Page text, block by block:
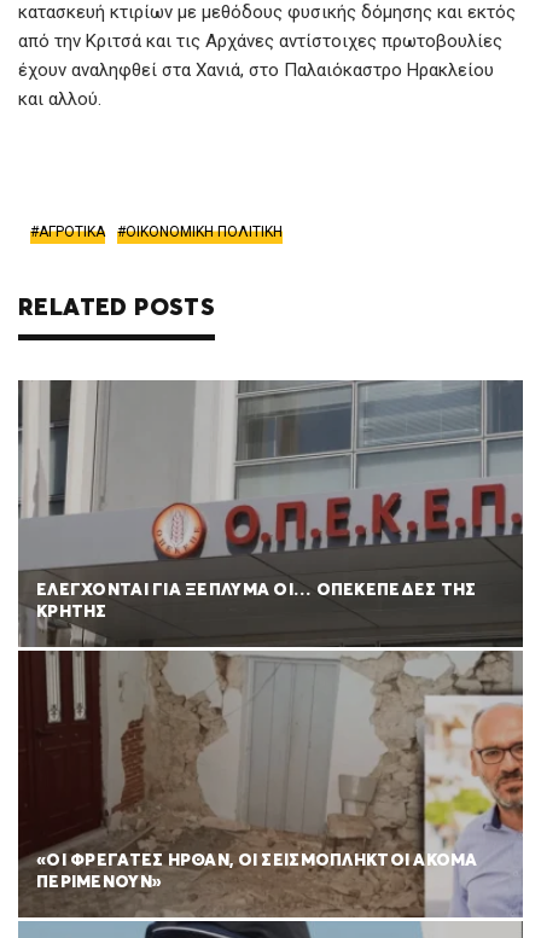
κατασκευή κτιρίων με μεθόδους φυσικής δόμησης και εκτός
από την Κριτσά και τις Αρχάνες αντίστοιχες πρωτοβουλίες
έχουν αναληφθεί στα Χανιά, στο Παλαιόκαστρο Ηρακλείου
και αλλού.
ΑΓΡΟΤΙΚΑ ΟΙΚΟΝΟΜΙΚΗ ΠΟΛΙΤΙΚΗ
RELATED POSTS
ΕΛΕΓΧΟΝΤΑΙ ΓΙΑ ΞΕΠΛΥΜΑ ΟΙ… ΟΠΕΚΕΠΕΔΕΣ ΤΗΣ
ΚΡΗΤΗΣ
«ΟΙ ΦΡΕΓΑΤΕΣ ΗΡΘΑΝ, ΟΙ ΣΕΙΣΜΟΠΛΗΚΤΟΙ ΑΚΟΜΑ
ΠΕΡΙΜΕΝΟΥΝ»